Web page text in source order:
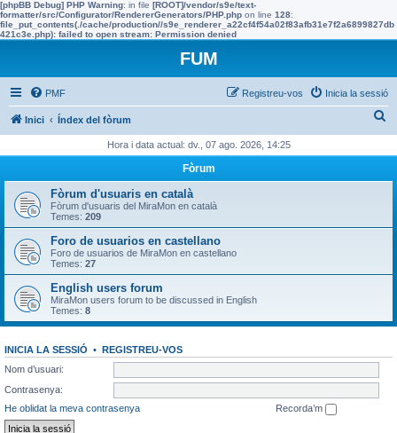
[phpBB Debug] PHP Warning: in file [ROOT]/vendor/s9e/text-
formatter/src/Configurator/RendererGenerators/PHP.php on line 128:
file_put_contents(./cache/production//s9e_renderer_a22cf4f54a02f83afb31e7f2a6899827db
421c3e.php): failed to open stream: Permission denied
FUM
PMF Inicia la sessió
Registreu-vos
Inici Índex del fòrum
c
Hora i data actual: dv., 07 ago. 2026, 14:25
Fòrum
Fòrum d'usuaris en català
Fòrum d'usuaris del MiraMon en català
Temes: 209
Foro de usuarios en castellano
Foro de usuarios de MiraMon en castellano
Temes: 27
English users forum
MiraMon users forum to be discussed in English
Temes: 8
INICIA LA SESSIÓ • REGISTREU-VOS
Nom d’usuari:
Contrasenya:
He oblidat la meva contrasenya
Recorda’m